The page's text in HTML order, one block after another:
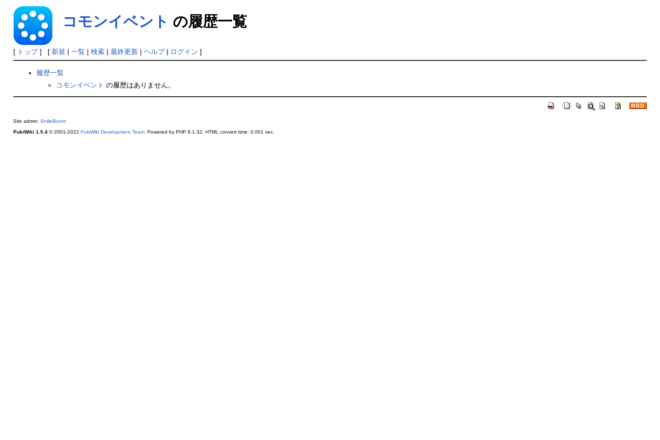
コモンイベント の履歴一覧
[ トップ] [ 新規 | 一覧| 検索| 最終更新| ヘルプ| ログイン ]
履歴一覧
コモンイベント の履歴はありません。
Site admin: SmileBoom
PukiWiki 1.5.4© 2001-2022 PukiWiki Development Team. Powered by PHP 8.1.32. HTML convert time: 0.001 sec.